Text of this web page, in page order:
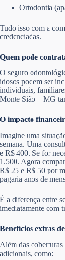
Ortodontia
Tudo isso com a
credenciadas.
Quem pode
O seguro
idosos podem ser
individuais,
Monte Sião – MG
O impacto
Imagine uma
semana. Uma
e R$ 400. Se for
1.500. Agora
R$ 25 e R$ 50 por
pagaria anos de
É a diferença entre
imediatamente com
Benefícios extras
Além das coberturas
adicionais, como: